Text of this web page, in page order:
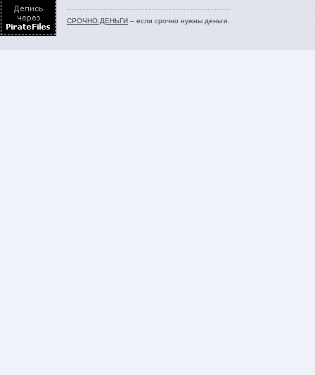
СРОЧНО.ДЕНЬГИ – если срочно нужны деньги.